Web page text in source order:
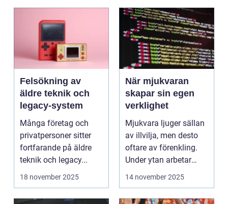
Felsökning av
äldre teknik och
legacy-system
Många företag och
privatpersoner sitter
fortfarande på äldre
teknik och legacy...
18 november 2025
När mjukvaran
skapar sin egen
verklighet
Mjukvara ljuger sällan
av illvilja, men desto
oftare av förenkling.
Under ytan arbetar
pro...
14 november 2025